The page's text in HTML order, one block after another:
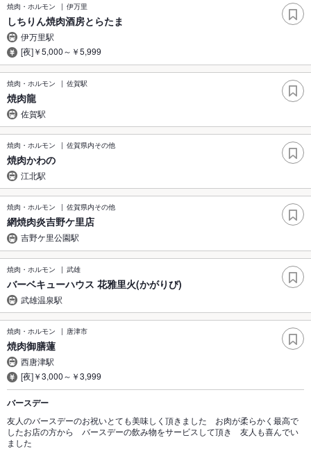
焼肉・ホルモン 伊万里
しちりん焼肉酒房とらたま
伊万里駅
[夜]￥5,000～￥5,999
焼肉・ホルモン 佐賀駅
焼肉龍
佐賀駅
焼肉・ホルモン 佐賀県内その他
焼肉かわの
江北駅
焼肉・ホルモン 佐賀県内その他
網焼肉炎吉野ケ里店
吉野ケ里公園駅
焼肉・ホルモン 武雄
バーベキューハウス 花雅里火(かがりび)
武雄温泉駅
焼肉・ホルモン 唐津市
焼肉御膳蓮
西唐津駅
[夜]￥3,000～￥3,999
バースデー
友人のバースデーのお祝いとても美味しく頂きました お肉が柔らかく最高で
したお店の方から バースデーの飲み物をサービスして頂き 友人も喜んでい
ました